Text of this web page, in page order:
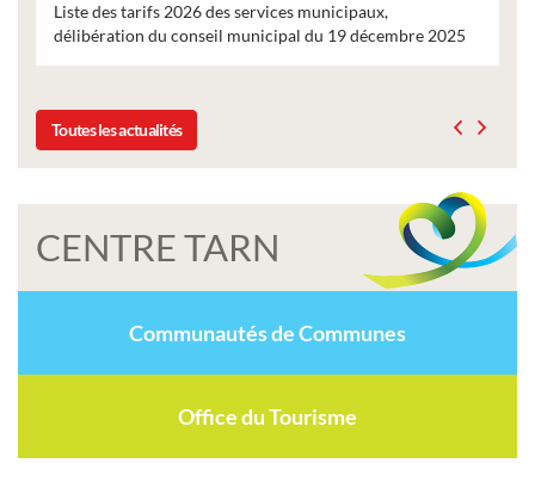
Liste des tarifs 2026 des services municipaux,
délibération du conseil municipal du 19 décembre 2025
Toutes les actualités
CENTRE TARN
Communautés de Communes
Office du Tourisme